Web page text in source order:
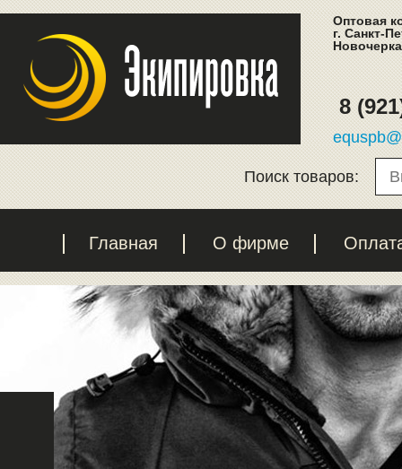
Оптовая
г. Санкт-
8
Поиск товаров:
Главная О фирме